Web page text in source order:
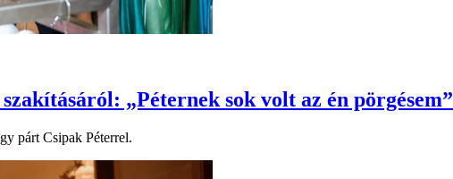
„Péternek sok volt az én pörgésem”
párt Csipak Péterrel.